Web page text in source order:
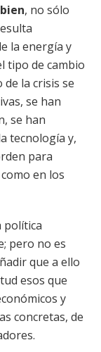
, no sólo
la energía y
tipo de cambio
la crisis se
se han
se han
tecnología y,
para
en los
política
pero no es
que a ello
esos que
y
concretas, de